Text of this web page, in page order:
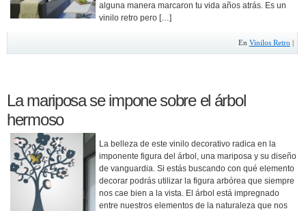
alguna manera marcaron tu vida años atrás. Es un
vinilo retro pero […]
En Vinilos Retro
La mariposa se impone sobre el árbol
hermoso
La belleza de este vinilo decorativo radica en la
imponente figura del árbol, una mariposa y su diseño
de vanguardia. Si estás buscando con qué elemento
decorar podrás utilizar la figura arbórea que siempre
nos cae bien a la vista. El árbol está impregnado
entre nuestros elementos de la naturaleza que nos